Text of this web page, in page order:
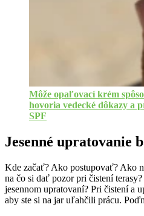
Môže opaľovací krém
hovoria vedecké dôkazy a
SPF
Jesenné upratovanie
Kde začať? Ako postupovať? Ako
na čo si dať pozor pri čistení
jesennom upratovaní? Pri čistení a
aby ste si na jar uľahčili prácu.